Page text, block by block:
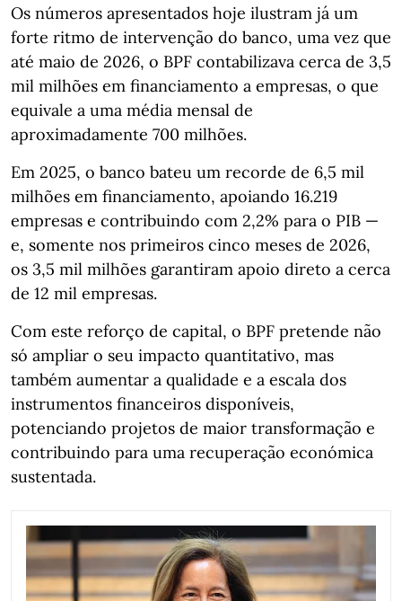
Os números apresentados hoje ilustram já um
forte ritmo de intervenção do banco, uma vez que
até maio de 2026, o BPF contabilizava cerca de 3,5
mil milhões em financiamento a empresas, o que
equivale a uma média mensal de
aproximadamente 700 milhões.
Em 2025, o banco bateu um recorde de 6,5 mil
milhões em financiamento, apoiando 16.219
empresas e contribuindo com 2,2% para o PIB —
e, somente nos primeiros cinco meses de 2026,
os 3,5 mil milhões garantiram apoio direto a cerca
de 12 mil empresas.
Com este reforço de capital, o BPF pretende não
só ampliar o seu impacto quantitativo, mas
também aumentar a qualidade e a escala dos
instrumentos financeiros disponíveis,
potenciando projetos de maior transformação e
contribuindo para uma recuperação económica
sustentada.